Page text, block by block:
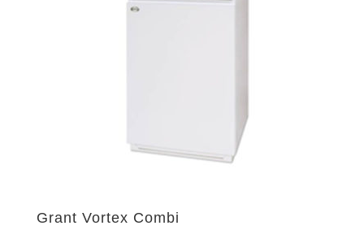
Grant Vortex Combi